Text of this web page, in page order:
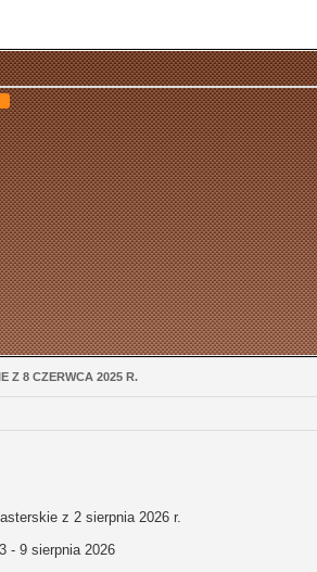
Z 8 CZERWCA 2025 R.
z 2 sierpnia 2026 r.
- 9 sierpnia 2026